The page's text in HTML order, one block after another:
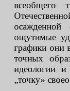
всеобщего
осажденной
ощутимые
графики они
точных
идеологии
„точку»